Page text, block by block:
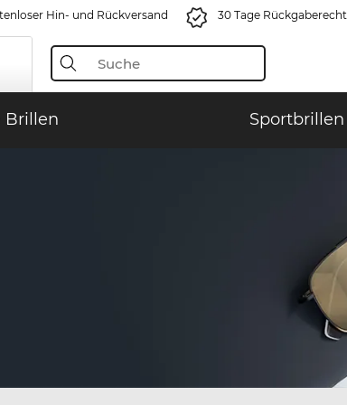
Hin- und Rückversand 30 Tage Rückgaberecht
Brillen Sportbrillen